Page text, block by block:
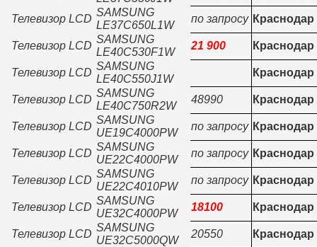
Телевизор LCD
SAMSUNG
LE37C650L1W
по запросу Краснодар
Телевизор LCD
SAMSUNG
LE40C530F1W
21 900 Краснодар
Телевизор LCD
SAMSUNG
LE40C550J1W
Краснодар
Телевизор LCD
SAMSUNG
LE40C750R2W
48990 Краснодар
Телевизор LCD
SAMSUNG
UE19C4000PW
по запросу Краснодар
Телевизор LCD
SAMSUNG
UE22C4000PW
по запросу Краснодар
Телевизор LCD
SAMSUNG
UE22C4010PW
по запросу Краснодар
Телевизор LCD
SAMSUNG
UE32C4000PW
18100 Краснодар
Телевизор LCD
SAMSUNG
UE32C5000QW
20550 Краснодар